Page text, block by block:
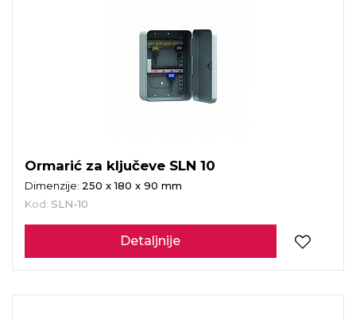
Ormarić za ključeve SLN 10
Dimenzije: 250 x 180 x 90 mm
Kod: SLN-10
Detaljnije